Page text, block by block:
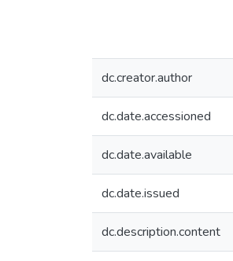
dc.creator.author
dc.date.accessioned
dc.date.available
dc.date.issued
dc.description.content